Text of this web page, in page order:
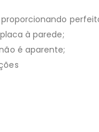
à parede;
é aparente;